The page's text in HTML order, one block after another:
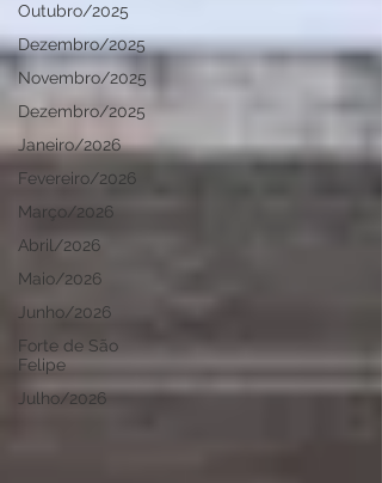
Outubro/2025
Dezembro/2025
Novembro/2025
Dezembro/2025
Janeiro/2026
Fevereiro/2026
Março/2026
Abril/2026
Maio/2026
Junho/2026
Forte de São
Felipe
Julho/2026